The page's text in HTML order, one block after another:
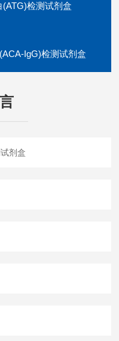
(ATG)检测试剂盒
IgG)检测试剂盒